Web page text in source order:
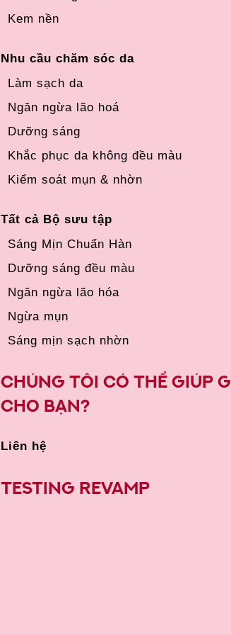
Kem nền
Nhu cầu chăm sóc da
Làm sạch da
Ngăn ngừa lão hoá
Dưỡng sáng
Khắc phục da không đều màu
Kiểm soát mụn & nhờn
Tất cả Bộ sưu tập
Sáng Mịn Chuẩn Hàn
Dưỡng sáng đều màu
Ngăn ngừa lão hóa
Ngừa mụn
Sáng mịn sạch nhờn
Chúng tôi có thể giúp gì
cho bạn?
Liên hệ
testing Revamp